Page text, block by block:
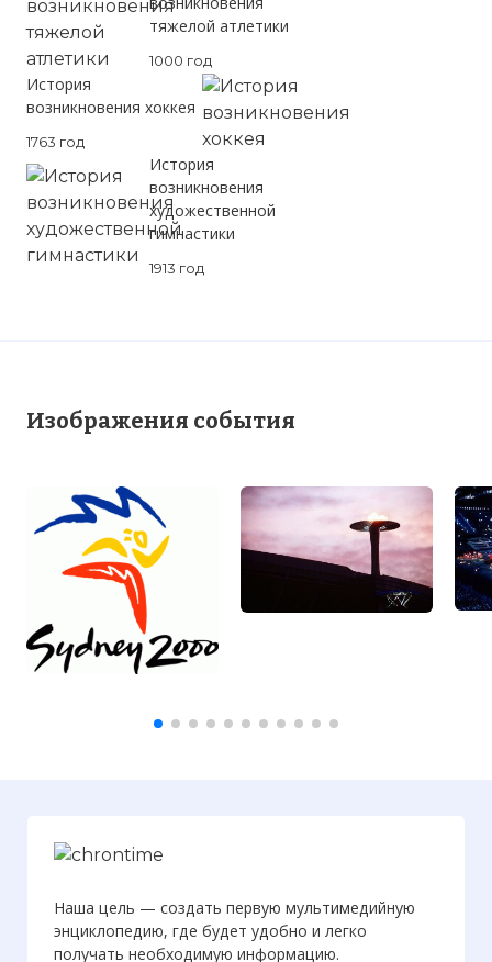
тяжелой атлетики
1000 год
История
возникновения хоккея
1763 год
История
возникновения
художественной
гимнастики
1913 год
Изображения события
Наша цель — создать первую мультимедийную
энциклопедию, где будет удобно и легко
получать необходимую информацию.